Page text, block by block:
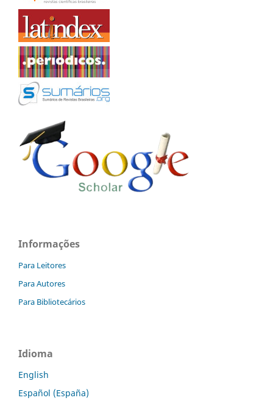
Informações
Para Leitores
Para Autores
Para Bibliotecários
Idioma
English
Español (España)